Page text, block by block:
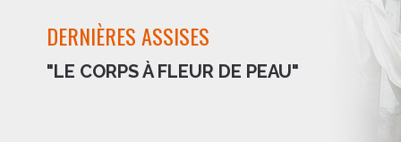
DERNIÈRES ASSISES
"LE CORPS À FLEUR DE PEAU"